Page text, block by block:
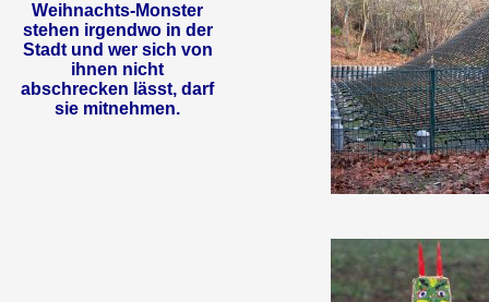
Weihnachts-Monster
stehen irgendwo in der
Stadt und wer sich von
ihnen nicht
abschrecken lässt, darf
sie mitnehmen.